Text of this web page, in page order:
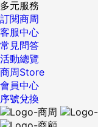
多元服務
訂閱商周
客服中心
常見問答
活動總覽
商周Store
會員中心
序號兌換